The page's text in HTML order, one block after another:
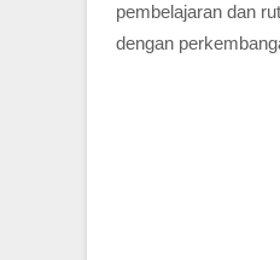
pembelajaran dan
dengan